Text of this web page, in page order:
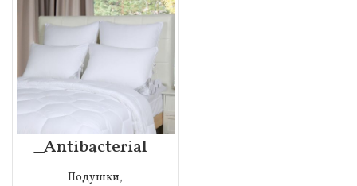
Antibacterial
Подушка 70х70
Подушки,